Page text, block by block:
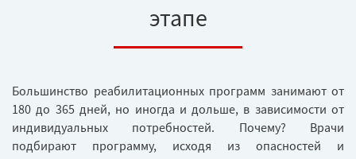
этапе
Большинство реабилитационных программ занимают от
180 до 365 дней, но иногда и дольше, в зависимости от
индивидуальных потребностей. Почему? Врачи
подбирают программу, исходя из опасностей и